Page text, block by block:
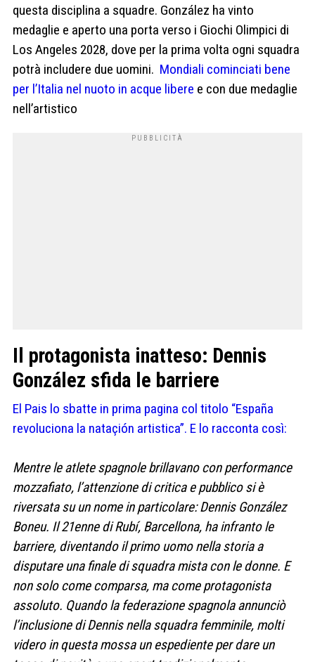
questa disciplina a squadre. González ha vinto
medaglie e aperto una porta verso i Giochi Olimpici di
Los Angeles 2028, dove per la prima volta ogni squadra
potrà includere due uomini. Mondiali cominciati bene
per l’Italia nel nuoto in acque libere e con due medaglie
nell’artistico
Il protagonista inatteso: Dennis
González sfida le barriere
El Pais lo sbatte in prima pagina col titolo “España
revoluciona la nataçión artistica”. E lo racconta così:
Mentre le atlete spagnole brillavano con performance
mozzafiato, l’attenzione di critica e pubblico si è
riversata su un nome in particolare: Dennis González
Boneu. Il 21enne di Rubí, Barcellona, ha infranto le
barriere, diventando il primo uomo nella storia a
disputare una finale di squadra mista con le donne. E
non solo come comparsa, ma come protagonista
assoluto. Quando la federazione spagnola annunciò
l’inclusione di Dennis nella squadra femminile, molti
videro in questa mossa un espediente per dare un